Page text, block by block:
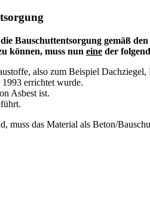
Bauschuttentsorgung gemäß
können, muss nun eine der
also zum Beispiel
errichtet wurde.
Asbest ist.
muss das Material als Beton/